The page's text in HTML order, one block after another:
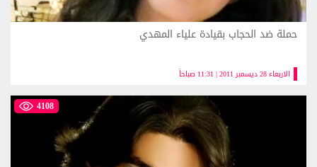
الاربعاء 28 ديسمبر 2011 | 11:31 صباحاً
حملة ضد الحجاب بقيادة علياء المهدي
4108